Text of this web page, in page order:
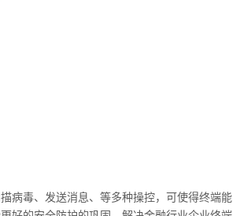
病毒、发送消息、等多种操控，可使得终端能